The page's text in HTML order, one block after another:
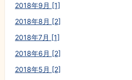
2018年9月 [1]
2018年8月 [2]
2018年7月 [1]
2018年6月 [2]
2018年5月 [2]